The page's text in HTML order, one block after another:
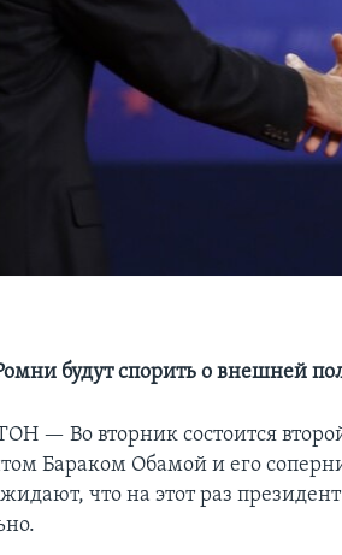
будут спорить о внешней
—Во вторник состоится
Бараком Обамой и его
что на этот раз президент